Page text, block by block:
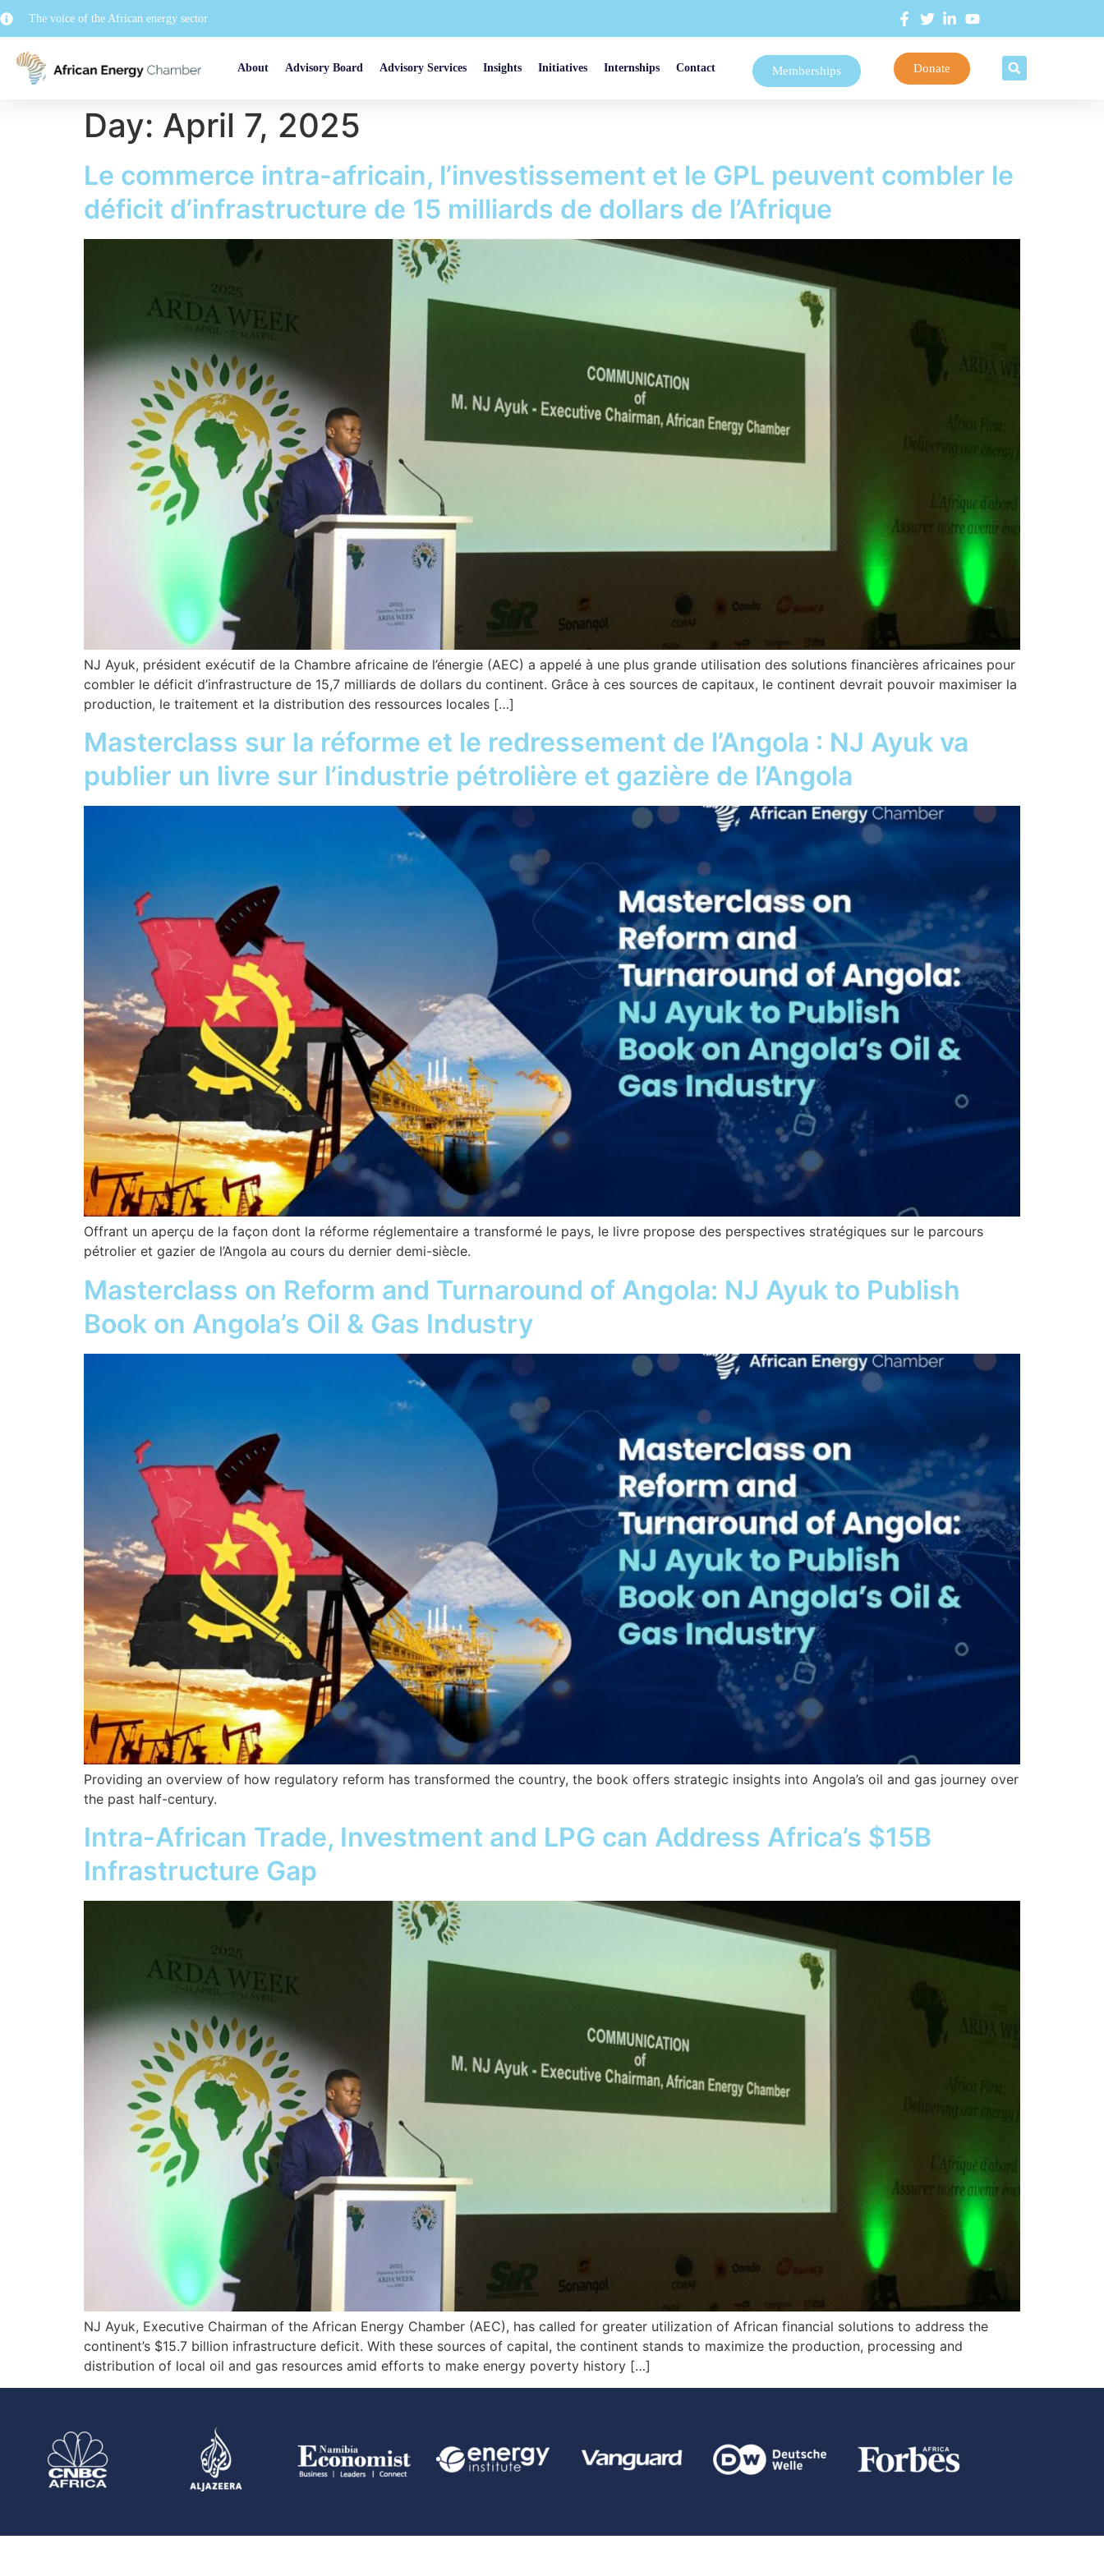
The voice of the African energy sector
About Advisory Board Advisory Services Insights Initiatives Internships Contact Memberships Donate
Day: April 7, 2025
Le commerce intra-africain, l’investissement et le GPL peuvent combler le
déficit d’infrastructure de 15 milliards de dollars de l’Afrique
NJ Ayuk, président exécutif de la Chambre africaine de l’énergie (AEC) a appelé à une plus grande utilisation des solutions financières africaines pour
combler le déficit d’infrastructure de 15,7 milliards de dollars du continent. Grâce à ces sources de capitaux, le continent devrait pouvoir maximiser la
production, le traitement et la distribution des ressources locales […]
Masterclass sur la réforme et le redressement de l’Angola : NJ Ayuk va
publier un livre sur l’industrie pétrolière et gazière de l’Angola
Offrant un aperçu de la façon dont la réforme réglementaire a transformé le pays, le livre propose des perspectives stratégiques sur le parcours
pétrolier et gazier de l’Angola au cours du dernier demi-siècle.
Masterclass on Reform and Turnaround of Angola: NJ Ayuk to Publish
Book on Angola’s Oil & Gas Industry
Providing an overview of how regulatory reform has transformed the country, the book offers strategic insights into Angola’s oil and gas journey over
the past half-century.
Intra-African Trade, Investment and LPG can Address Africa’s $15B
Infrastructure Gap
NJ Ayuk, Executive Chairman of the African Energy Chamber (AEC), has called for greater utilization of African financial solutions to address the
continent’s $15.7 billion infrastructure deficit. With these sources of capital, the continent stands to maximize the production, processing and
distribution of local oil and gas resources amid efforts to make energy poverty history […]